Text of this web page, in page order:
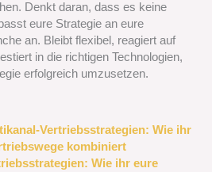
Denkt daran, dass es keine
eure Strategie an eure
an. Bleibt flexibel, reagiert auf
in die richtigen Technologien,
erfolgreich umzusetzen.
Vertriebsstrategien: Wie ihr
kombiniert
Wie ihr eure